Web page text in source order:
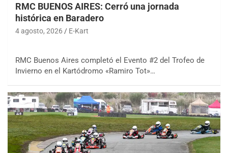
RMC BUENOS AIRES: Cerró una jornada
histórica en Baradero
4 agosto, 2026 E-Kart
RMC Buenos Aires completó el Evento #2 del Trofeo de
Invierno en el Kartódromo «Ramiro Tot»…